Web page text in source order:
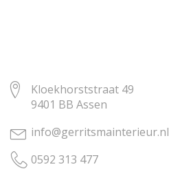
Kloekhorststraat 49
9401 BB Assen
info@gerritsmainterieur.nl
0592 313 477